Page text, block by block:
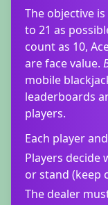
The objective
to 21 as
count as 10,
are face value.
mobile
leaderboards
players.
Each player
Players decide
or stand (keep
The dealer